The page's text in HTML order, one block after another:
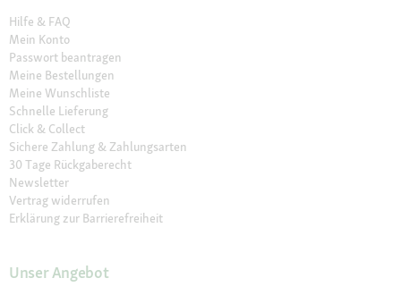
Hilfe & FAQ
Mein Konto
Passwort beantragen
Meine Bestellungen
Meine Wunschliste
Schnelle Lieferung
Click & Collect
Sichere Zahlung & Zahlungsarten
30 Tage Rückgaberecht
Newsletter
Vertrag widerrufen
Erklärung zur Barrierefreiheit
Unser Angebot